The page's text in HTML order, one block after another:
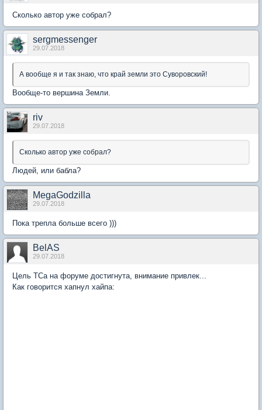
Сколько автор уже собрал?
sergmessenger
29.07.2018
А вообще я и так знаю, что край земли это Суворовский!
Вообще-то вершина Земли.
riv
29.07.2018
Сколько автор уже собрал?
Людей, или бабла?
MegaGodzilla
29.07.2018
Пока трепла больше всего )))
BelAS
29.07.2018
Цель ТСа на форуме достигнута, внимание привлек...
Как говорится хапнул хайпа: